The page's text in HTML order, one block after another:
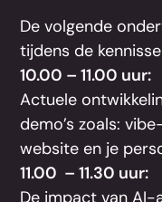
De volgende
tijdens de
10.00 – 11.00 uur:
Actuele
demo’s zoals:
website en je
11.00 – 11.30 uur: